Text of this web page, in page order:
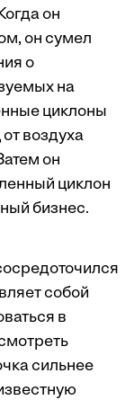
он
он сумел
о
на
циклоны
воздуха
он
циклон
бизнес.
собой
в
сильнее